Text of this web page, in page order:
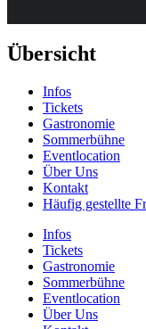
Übersicht
Infos
Tickets
Gastronomie
Sommerbühne
Eventlocation
Über Uns
Kontakt
Häufig gestellte
Infos
Tickets
Gastronomie
Sommerbühne
Eventlocation
Über Uns